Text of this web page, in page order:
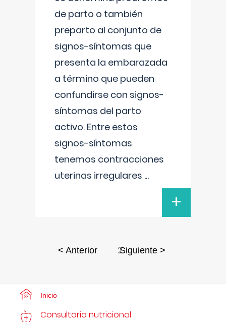
de parto o también
preparto al conjunto de
signos-síntomas que
presenta la embarazada
a término que pueden
confundirse con signos-
síntomas del parto
activo. Entre estos
signos-síntomas
tenemos contracciones
uterinas irregulares ...
+
< Anterior 2Siguiente >
Inicio
Consultorio nutricional